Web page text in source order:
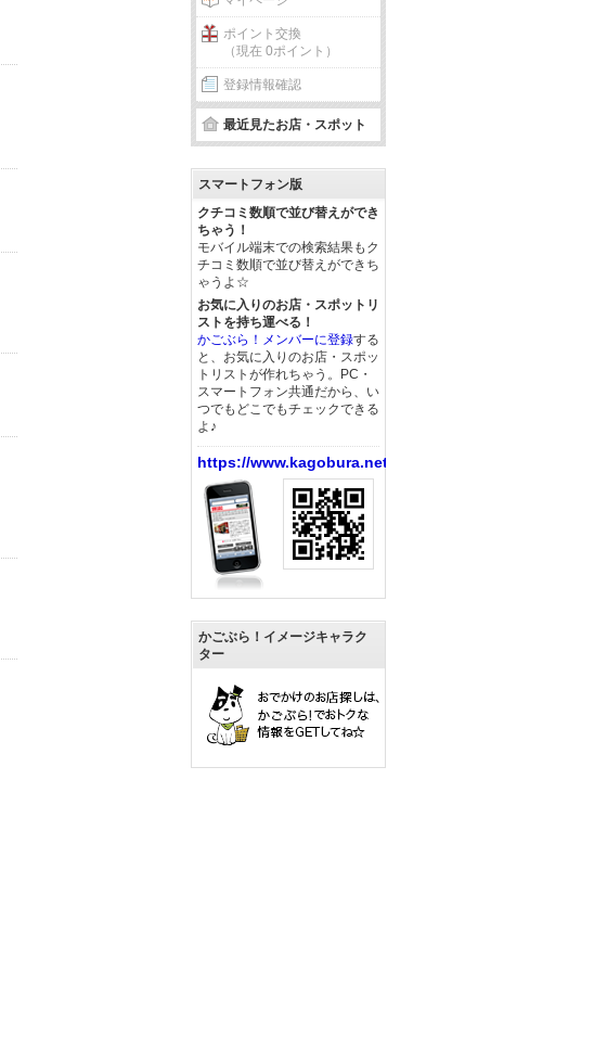
ポイント交換
（現在 0ポイント）
登録情報確認
最近見たお店・スポット
スマートフォン版
クチコミ数順で並び替えができ
ちゃう！
モバイル端末での検索結果もク
チコミ数順で並び替えができち
ゃうよ☆
お気に入りのお店・スポットリ
ストを持ち運べる！
かごぶら！メンバーに登録する
と、お気に入りのお店・スポッ
トリストが作れちゃう。PC・
スマートフォン共通だから、い
つでもどこでもチェックできる
よ♪
https://www.kagobura.net/
かごぶら！イメージキャラク
ター